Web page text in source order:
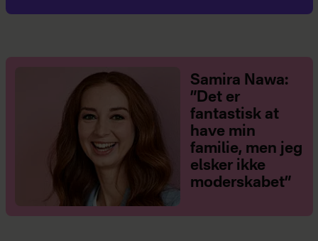
Samira Nawa:
”Det er
fantastisk at
have min
familie, men jeg
elsker ikke
moderskabet”